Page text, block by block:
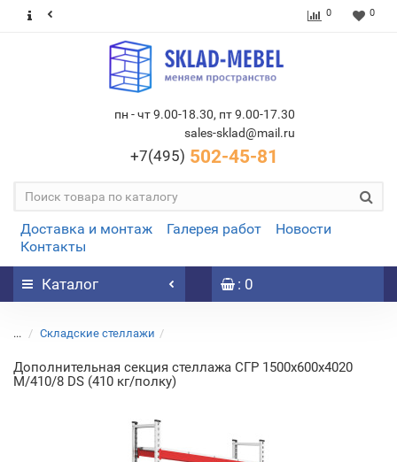
0 0
пн - чт 9.00-18.30, пт 9.00-17.30
sales-sklad@mail.ru
+7(495) 502-45-81
Доставка и монтаж Галерея работ
Новости
Контакты
Каталог : 0
... Складские стеллажи
Дополнительная секция стеллажа СГР 1500х600х4020
M/410/8 DS (410 кг/полку)